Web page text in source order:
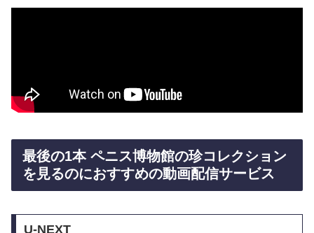
最後の1本 ペニス博物館の珍コレクション
を見るのにおすすめの動画配信サービス
U-NEXT